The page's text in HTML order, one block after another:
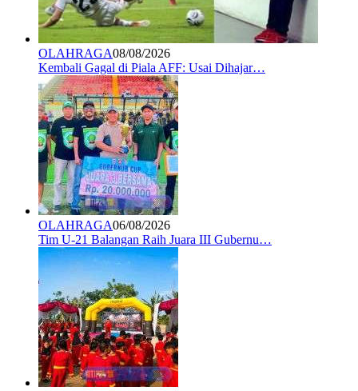
OLAHRAGA08/08/2026
Kembali Gagal di Piala AFF: Usai Dihajar…
OLAHRAGA06/08/2026
Tim U-21 Balangan Raih Juara III Gubernu…